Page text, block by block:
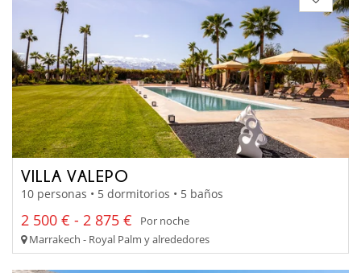
VILLA VALEPO
10 personas • 5 dormitorios • 5 baños
2 500 € - 2 875 €
Por noche
Marrakech - Royal Palm y alrededores